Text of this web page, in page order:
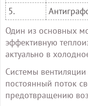
5.
Один из основных
эффективную
актуально в
Системы
постоянный поток
предотвращению